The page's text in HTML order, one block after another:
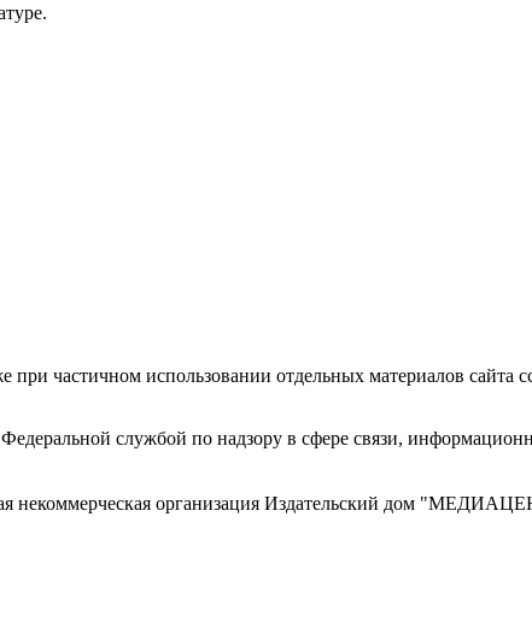
при частичном использовании отдельных материалов
службой по надзору в сфере связи,
некоммерческая организация Издательский дом